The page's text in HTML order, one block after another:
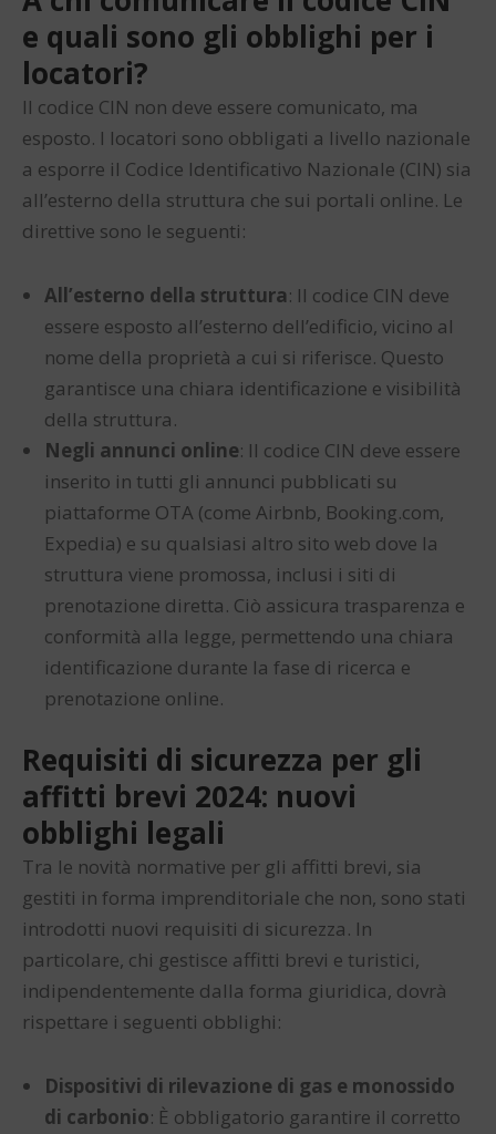
e quali sono gli obblighi per i
locatori?
Il codice CIN non deve essere comunicato, ma
esposto. I locatori sono obbligati a livello nazionale
a esporre il Codice Identificativo Nazionale (CIN) sia
all’esterno della struttura che sui portali online. Le
direttive sono le seguenti:
All’esterno della struttura: Il codice CIN deve
essere esposto all’esterno dell’edificio, vicino al
nome della proprietà a cui si riferisce. Questo
garantisce una chiara identificazione e visibilità
della struttura.
Negli annunci online: Il codice CIN deve essere
inserito in tutti gli annunci pubblicati su
piattaforme OTA (come Airbnb, Booking.com,
Expedia) e su qualsiasi altro sito web dove la
struttura viene promossa, inclusi i siti di
prenotazione diretta. Ciò assicura trasparenza e
conformità alla legge, permettendo una chiara
identificazione durante la fase di ricerca e
prenotazione online.
Requisiti di sicurezza per gli
affitti brevi 2024: nuovi
obblighi legali
Tra le novità normative per gli affitti brevi, sia
gestiti in forma imprenditoriale che non, sono stati
introdotti nuovi requisiti di sicurezza. In
particolare, chi gestisce affitti brevi e turistici,
indipendentemente dalla forma giuridica, dovrà
rispettare i seguenti obblighi:
Dispositivi di rilevazione di gas e monossido
di carbonio: È obbligatorio garantire il corretto